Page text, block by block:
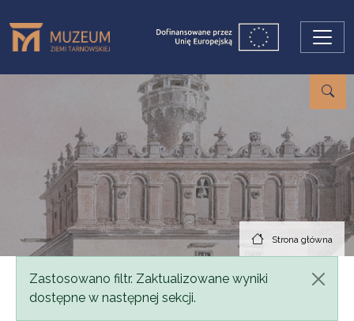
Strona główna
Komunikat
Zastosowano filtr. Zaktualizowane wyniki
dostępne w następnej sekcji.